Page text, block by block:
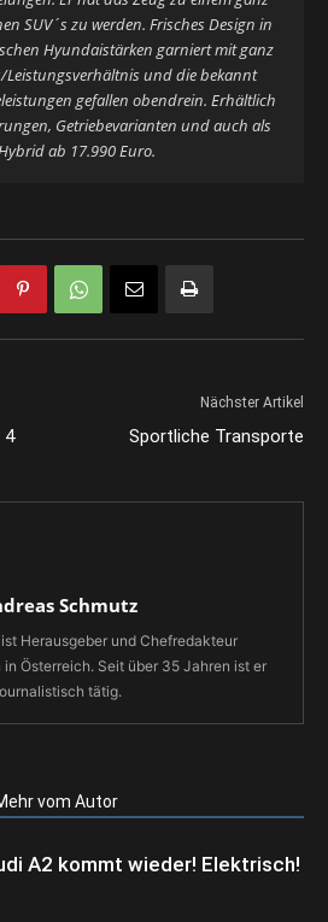
SUV´s zu werden. Frisches Design in
Hyundaistärken garniert mit ganz
Leistungsverhältnis und die bekannt
gefallen obendrein. Erhältlich
Getriebevarianten und auch als
ab 17.990 Euro.
4
Nächster Artikel
Sportliche Transporte
Schmutz
Herausgeber und Chefredakteur
Österreich. Seit über 35 Jahren ist er
tätig.
vom Autor
A2 kommt wieder! Elektrisch!